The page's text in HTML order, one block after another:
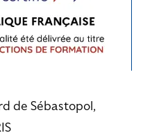
de Sébastopol,